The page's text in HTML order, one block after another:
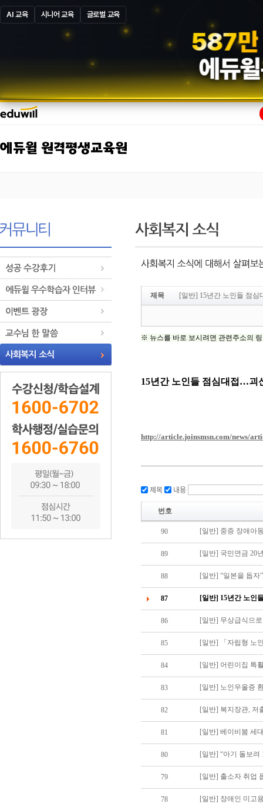
AI 교육 시니어 교육 글로벌 교육
587만
에듀윌
에듀윌 원격평생교육원
제목 [일반] 15년간 노인들 점
제목 내용
번호
90 [일반] 중증 장애아
89 [일반] 국민연금 20
88 [일반] “일본을 돕자
87 [일반] 15년간 노인
86
85 [일반] 「자립형 노
84 [일반] 어린이집 특
83 [일반] 노인우울증
82 [일반] 복지장관, 저
81 [일반] 베이비붐 세
80 [일반] “아기 돌보
79 [일반] 출소자 취업
78 [일반] 장애인 미고